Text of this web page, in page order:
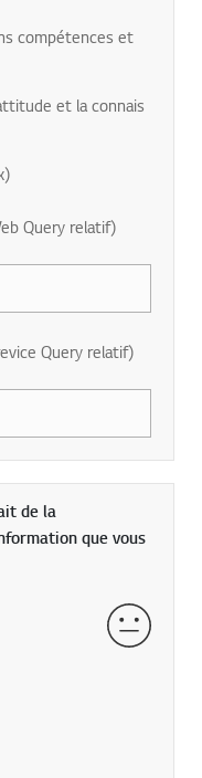
compétences et
et la connais
Query relatif)
Query relatif)
de la
que vous
normal